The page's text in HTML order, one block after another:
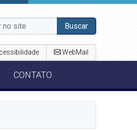
Buscar
WebMail
CONTATO